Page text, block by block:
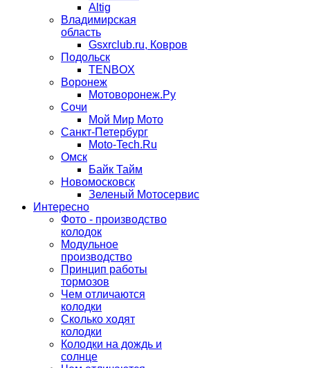
Altig
Владимирская
область
Gsxrclub.ru, Ковров
Подольск
TENBOX
Воронеж
Мотоворонеж.Ру
Сочи
Мой Мир Мото
Санкт-Петербург
Moto-Tech.Ru
Омск
Байк Тайм
Новомосковск
Зеленый Мотосервис
Интересно
Фото - производство
колодок
Модульное
производство
Принцип работы
тормозов
Чем отличаются
колодки
Сколько ходят
колодки
Колодки на дождь и
солнце